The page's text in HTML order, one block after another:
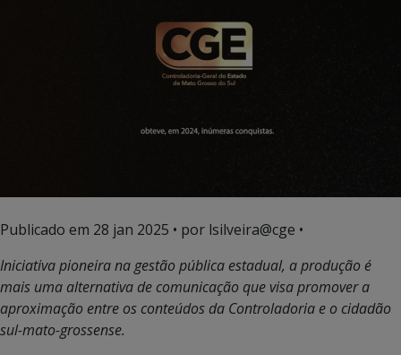
Publicado em 28 jan 2025 • por lsilveira@cge •
Iniciativa pioneira na gestão pública estadual, a produção é
mais uma alternativa de comunicação que visa promover a
aproximação entre os conteúdos da Controladoria e o cidadão
sul-mato-grossense.